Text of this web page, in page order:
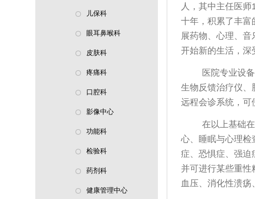
儿保科
眼耳鼻喉科
皮肤科
疼痛科
口腔科
影像中心
功能科
检验科
药剂科
健康管理中心
人，其中主任医
十年，积累了丰富
展药物、心理、音
开始新的生活，深
医院专业设
生物反馈治疗仪、
远程会诊系统，可
在以上基础
心、睡眠与心理检
症、恐惧症、强迫
并可进行某些重
血压、消化性溃疡